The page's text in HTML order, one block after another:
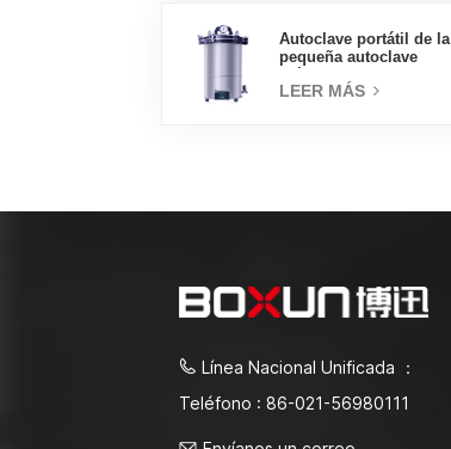
Autoclave portátil de la
pequeña autoclave
de vapor 18L
LEER MÁS
Línea Nacional Unificada ：
Teléfono : 86-021-56980111